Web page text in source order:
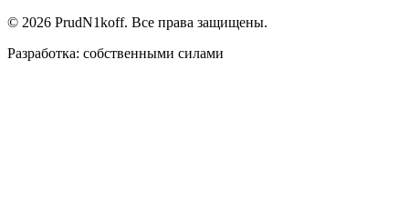
© 2026 PrudN1koff. Все права защищены.
Разработка: собственными силами